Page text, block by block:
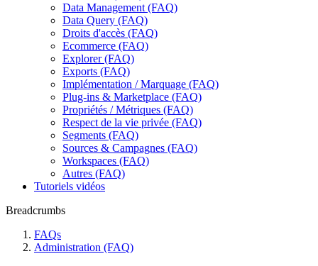
Data Management (FAQ)
Data Query (FAQ)
Droits d'accès (FAQ)
Ecommerce (FAQ)
Explorer (FAQ)
Exports (FAQ)
Implémentation / Marquage (FAQ)
Plug-ins & Marketplace (FAQ)
Propriétés / Métriques (FAQ)
Respect de la vie privée (FAQ)
Segments (FAQ)
Sources & Campagnes (FAQ)
Workspaces (FAQ)
Autres (FAQ)
Tutoriels vidéos
Breadcrumbs
FAQs
Administration (FAQ)